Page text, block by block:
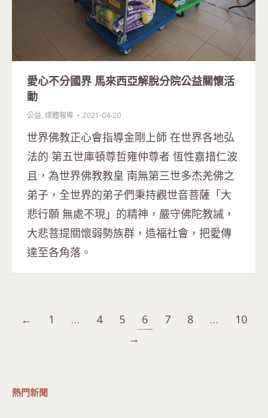
愛心不分國界 馬來西亞解脫分院公益關懷活
動
公益, 媒體報導 2021-04-20
世界佛教正心會指導金剛上師 在世界各地弘
法的 第五世庫頓尊哲雍仲尊者 恆性嘉措仁波
且，為世界佛教教皇 南無第三世多杰羌佛之
弟子，全世界的弟子們秉持觀世音菩薩「大
悲行願 無處不現」的精神，嚴守佛陀教誡，
大悲菩提關懷弱勢族群，造福社會，把愛傳
達至各角落。
← 1 … 4 5 6 7 8 …
10
→
熱門新聞